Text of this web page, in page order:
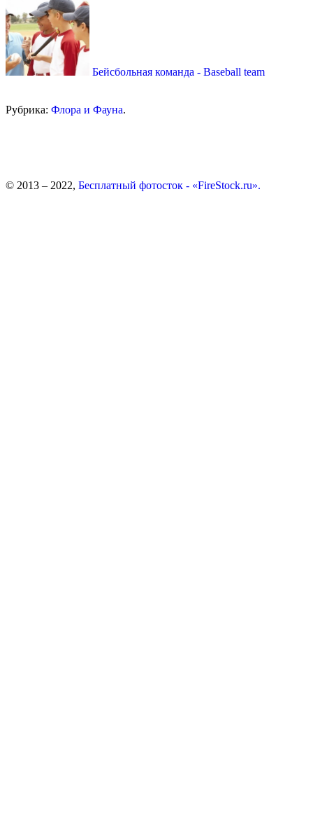
Бейсбольная команда - Baseball team
Рубрика: Флора и Фауна.
© 2013 – 2022, Бесплатный фотосток - «FireStock.ru».